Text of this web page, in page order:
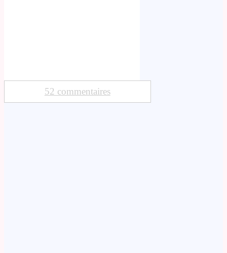
52 commentaires